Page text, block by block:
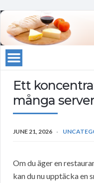
Ett
många
JUNE 21, 2026
Om du äger en
kan du nu upptäcka en